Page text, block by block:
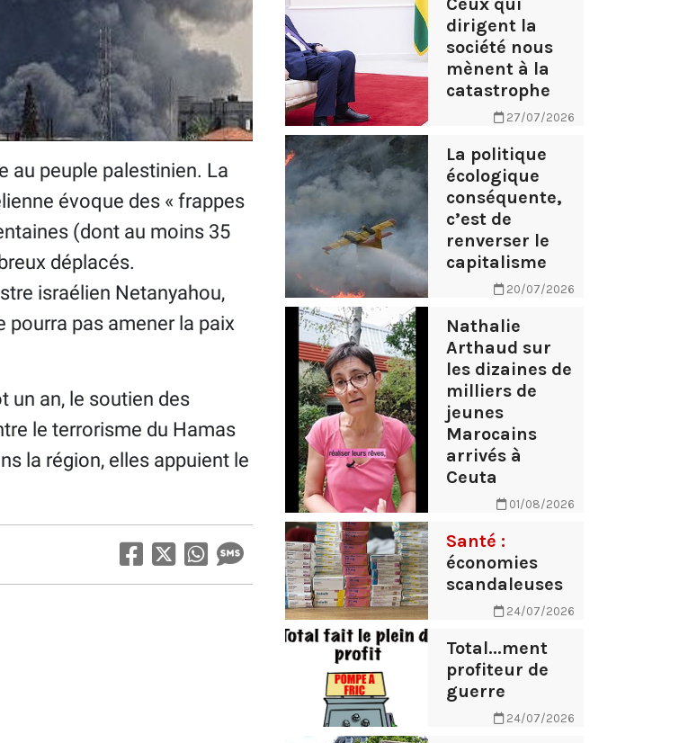
au peuple palestinien. La
évoque des « frappes
(dont au moins 35
déplacés.
israélien Netanyahou,
pourra pas amener la paix
un an, le soutien des
le terrorisme du Hamas
la région, elles appuient le
dirigent la
société nous
mènent à la
catastrophe
27/07/2026
La politique
écologique
conséquente,
c’est de
renverser le
capitalisme
20/07/2026
Nathalie
Arthaud sur
les dizaines de
milliers de
jeunes
Marocains
arrivés à
Ceuta
01/08/2026
Santé :
économies
scandaleuses
24/07/2026
Total...ment
profiteur de
guerre
24/07/2026